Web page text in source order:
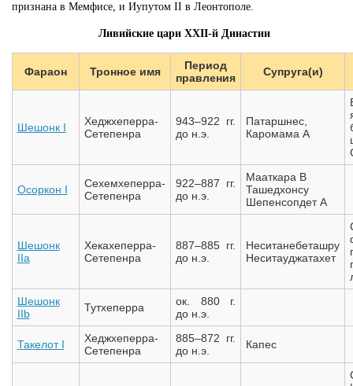
признана в Мемфисе, и Иупутом II в Леонтополе.
Ливийские цари XXII-й Династии
Фараон Тронное имя
Период
правления
Супруга(и)
Шешонк I
Хеджхеперра-
Сетепенра
943–922 гг.
до н.э.
Патаршнес,
Каромама A
Осоркон I
Сехемхеперра-
Сетепенра
922–887 гг.
до н.э.
Мааткара B
Ташедхонсу
Шепенсопдет A
Шешонк
IIa
Хекахеперра-
Сетепенра
887–885 гг.
до н.э.
Неситанебеташру
Неситауджатахет
Шешонк
IIb
Тутхеперра
ок. 880 г.
до н.э.
Такелот I
Хеджхеперра-
Сетепенра
885–872 гг.
до н.э.
Капес